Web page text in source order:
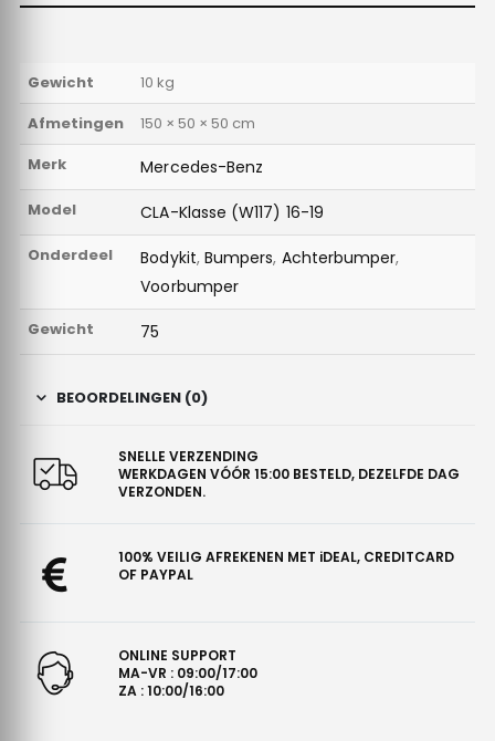
Gewicht
10 kg
Afmetingen
150 × 50 × 50 cm
Merk
Mercedes-Benz
Model CLA-Klasse (W117) 16-19
Onderdeel Bodykit, Bumpers, Achterbumper,
Voorbumper
Gewicht 75
BEOORDELINGEN (0)
SNELLE VERZENDING
WERKDAGEN VÓÓR 15:00 BESTELD, DEZELFDE DAG
VERZONDEN.
100% VEILIG AFREKENEN MET iDEAL, CREDITCARD
OF PAYPAL
ONLINE SUPPORT
MA-VR : 09:00/17:00
ZA : 10:00/16:00